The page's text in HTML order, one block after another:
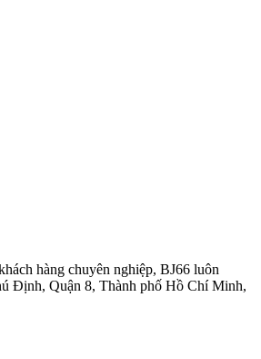
hàng chuyên nghiệp, BJ66 luôn
Định, Quận 8, Thành phố Hồ Chí Minh,